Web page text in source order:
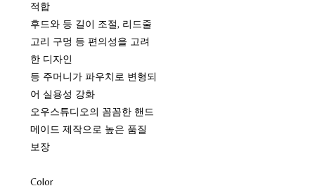
적합
후드와 등 길이 조절, 리드줄
고리 구멍 등 편의성을 고려
한 디자인
등 주머니가 파우치로 변형되
어 실용성 강화
오우스튜디오의 꼼꼼한 핸드
메이드 제작으로 높은 품질
보장
Color